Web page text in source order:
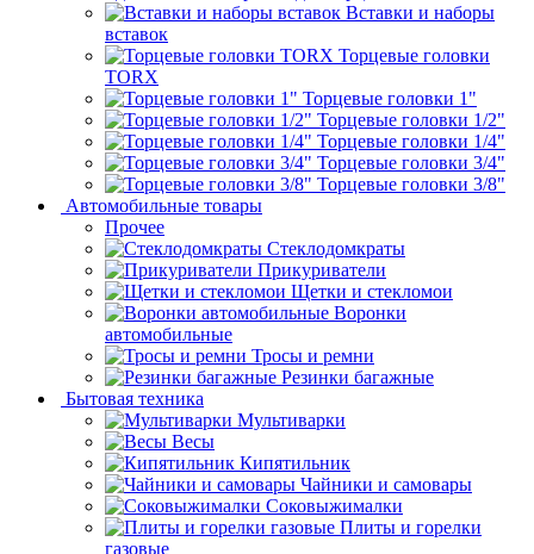
Вставки и наборы
вставок
Торцевые головки
TORX
Торцевые головки 1"
Торцевые головки 1/2"
Торцевые головки 1/4"
Торцевые головки 3/4"
Торцевые головки 3/8"
Автомобильные товары
Прочее
Стеклодомкраты
Прикуриватели
Щетки и стекломои
Воронки
автомобильные
Тросы и ремни
Резинки багажные
Бытовая техника
Мультиварки
Весы
Кипятильник
Чайники и самовары
Соковыжималки
Плиты и горелки
газовые